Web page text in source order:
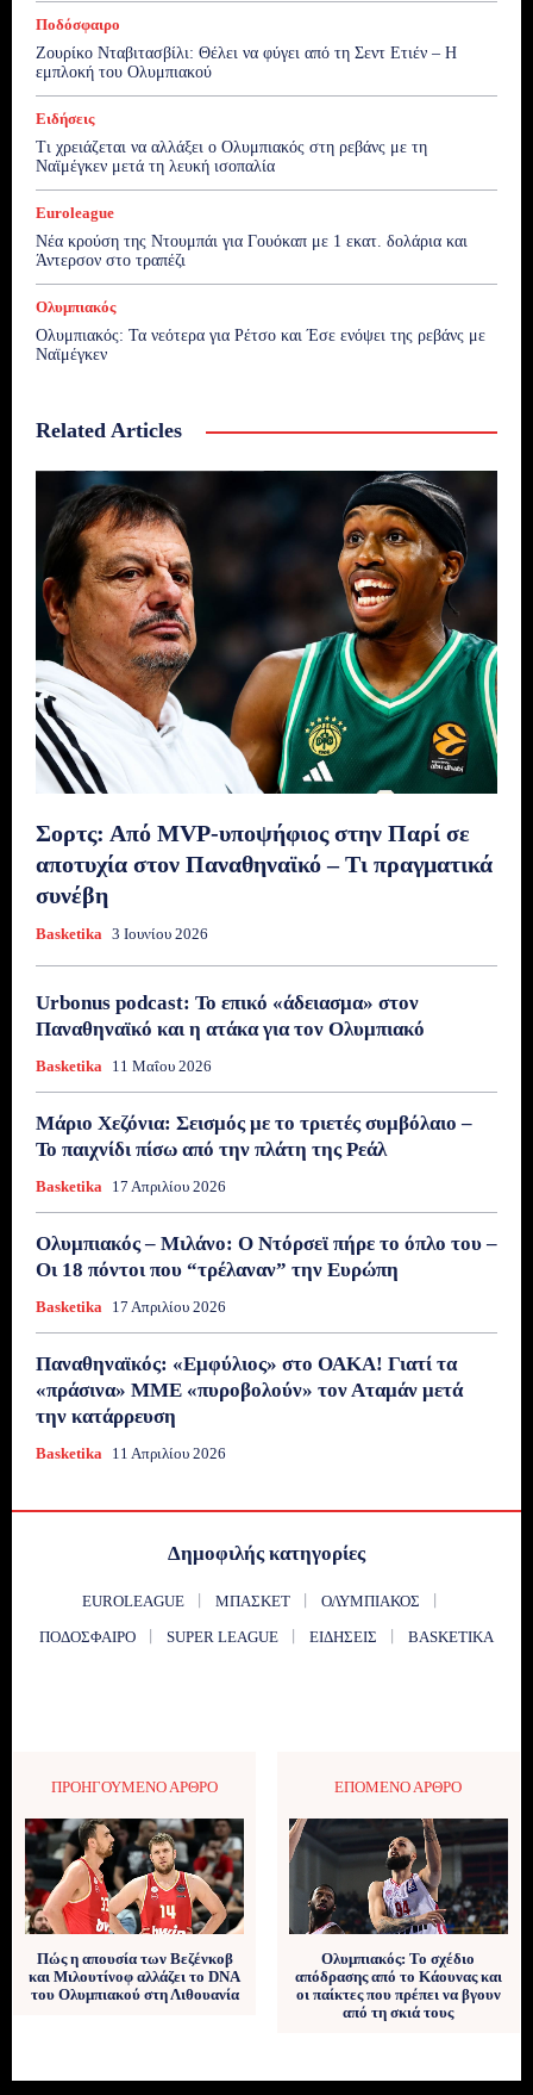
Ποδόσφαιρο
Ζουρίκο Νταβιτασβίλι: Θέλει να φύγει από τη Σεντ Ετιέν – Η
εμπλοκή του Ολυμπιακού
Ειδήσεις
Τι χρειάζεται να αλλάξει ο Ολυμπιακός στη ρεβάνς με τη
Ναϊμέγκεν μετά τη λευκή ισοπαλία
Euroleague
Νέα κρούση της Ντουμπάι για Γουόκαπ με 1 εκατ. δολάρια και
Άντερσον στο τραπέζι
Ολυμπιακός
Ολυμπιακός: Τα νεότερα για Ρέτσο και Έσε ενόψει της ρεβάνς με
Ναϊμέγκεν
Related Articles
Σορτς: Από MVP-υποψήφιος στην Παρί σε
αποτυχία στον Παναθηναϊκό – Τι πραγματικά
συνέβη
Basketika 3 Ιουνίου 2026
Urbonus podcast: Το επικό «άδειασμα» στον
Παναθηναϊκό και η ατάκα για τον Ολυμπιακό
Basketika 11 Μαΐου 2026
Μάριο Χεζόνια: Σεισμός με το τριετές συμβόλαιο –
Το παιχνίδι πίσω από την πλάτη της Ρεάλ
Basketika 17 Απριλίου 2026
Ολυμπιακός – Μιλάνο: Ο Ντόρσεϊ πήρε το όπλο του –
Οι 18 πόντοι που “τρέλαναν” την Ευρώπη
Basketika 17 Απριλίου 2026
Παναθηναϊκός: «Εμφύλιος» στο ΟΑΚΑ! Γιατί τα
«πράσινα» ΜΜΕ «πυροβολούν» τον Αταμάν μετά
την κατάρρευση
Basketika 11 Απριλίου 2026
Δημοφιλής κατηγορίες
EUROLEAGUE ΜΠΆΣΚΕΤ
ΟΛΥΜΠΙΑΚΌΣ
ΠΟΔΌΣΦΑΙΡΟ
SUPER LEAGUE ΕΙΔΉΣΕΙΣ BASKETIKA
ΠΡΟΗΓΟΎΜΕΝΟ ΆΡΘΡΟ
Πώς η απουσία των Βεζένκοβ
και Μιλουτίνοφ αλλάζει το DNA
του Ολυμπιακού στη Λιθουανία
ΕΠΌΜΕΝΟ ΆΡΘΡΟ
Ολυμπιακός: Το σχέδιο
απόδρασης από το Κάουνας και
οι παίκτες που πρέπει να βγουν
από τη σκιά τους